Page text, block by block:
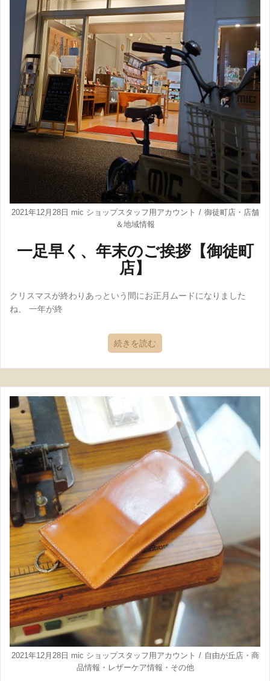
2021年12月28日 mic ショップスタッフ用アカウント 御徒町店・ 店舗
＆地域情報
一足早く、年末のご挨拶【御徒町
店】
クリスマスが終わりあっという間にお正月ムードになりました
ね、 一年が終
続きを読む
2021年12月28日 mic ショップスタッフ用アカウント 自由が丘店・ 商
品情報 ・ レザーケア情報 ・ その他